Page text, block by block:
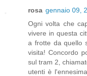
rosa gennaio 09,
Ogni volta che
vivere in questa
a frotte da quello
visita! Concordo
sul tram 2,
utenti è